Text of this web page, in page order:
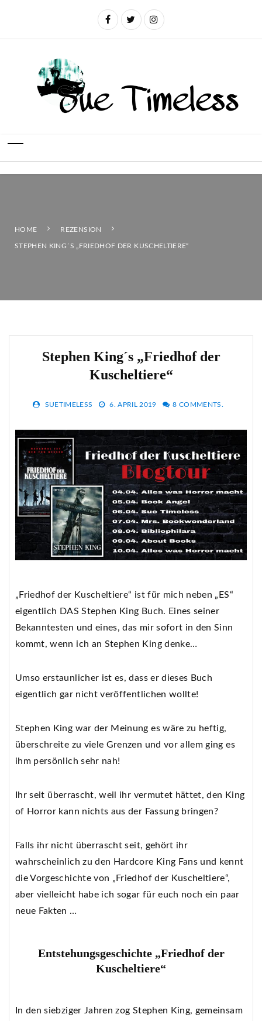
HOME REZENSION
STEPHEN KING´S „FRIEDHOF DER KUSCHELTIERE“
Stephen King´s „Friedhof der
Kuscheltiere“
SUETIMELESS 6. APRIL 2019 8 COMMENTS.
„Friedhof der Kuscheltiere“ ist für mich neben „ES“
eigentlich DAS Stephen King Buch. Eines seiner
Bekanntesten und eines, das mir sofort in den Sinn
kommt, wenn ich an Stephen King denke…
Umso erstaunlicher ist es, dass er dieses Buch
eigentlich gar nicht veröffentlichen wollte!
Stephen King war der Meinung es wäre zu heftig,
überschreite zu viele Grenzen und vor allem ging es
ihm persönlich sehr nah!
Ihr seit überrascht, weil ihr vermutet hättet, den King
of Horror kann nichts aus der Fassung bringen?
Falls ihr nicht überrascht seit, gehört ihr
wahrscheinlich zu den Hardcore King Fans und kennt
die Vorgeschichte von „Friedhof der Kuscheltiere“,
aber vielleicht habe ich sogar für euch noch ein paar
neue Fakten …
Entstehungsgeschichte „Friedhof der
Kuscheltiere“
In den siebziger Jahren zog Stephen King, gemeinsam